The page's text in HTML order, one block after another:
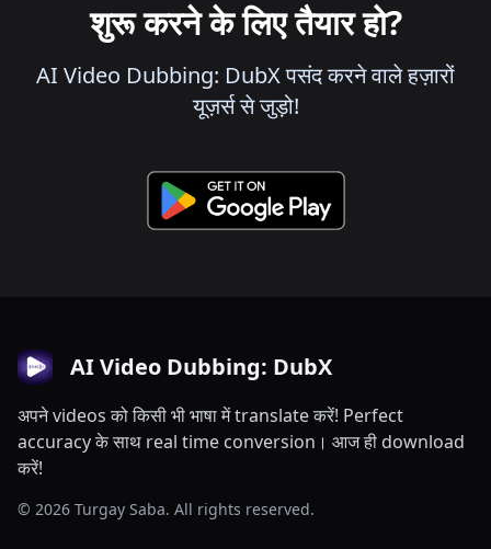
शुरू करने के लिए तैयार हो?
AI Video Dubbing: DubX पसंद करने वाले हज़ारों
यूज़र्स से जुड़ो!
AI Video Dubbing: DubX
अपने videos को किसी भी भाषा में translate करें! Perfect
accuracy के साथ real time conversion। आज ही download
करें!
© 2026 Turgay Saba. All rights reserved.